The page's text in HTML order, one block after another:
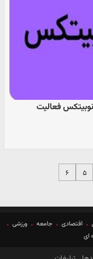
نوبیتکس فعالیت
۵ ۶
اقتصادی جامعه
ورزشی
ای